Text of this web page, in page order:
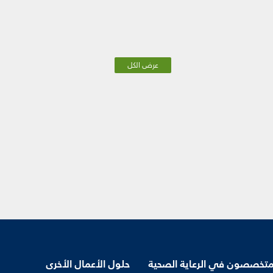
عرض الكل
في الرعاية الصحية حلول الأعمال الأخرى